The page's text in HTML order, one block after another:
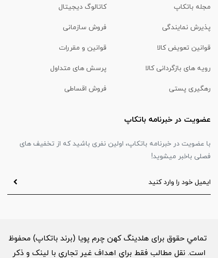
مجله باتکاپ کاتالوگ دیجیتال
پذیرش نمایندگی فروش سازمانی
قوانین تعویض کالا قوانین و مقررات
رویه های بازگردانی کالا پرسش های متداول
رهگیری پستی فروش اقساطی
عضویت در خبرنامه باتکاپ
با عضویت در خبرنامه باتکاپ، اولین نفری باشید که از تخفیف های
فصلی باخبر میشوید!
تمامي حقوق برای هلدینگ کهن چرم پویا (برند باتکاپ) محفوظ
است. نقل مطالب فقط براي اهداف غير تجاري با لینک و ذکر